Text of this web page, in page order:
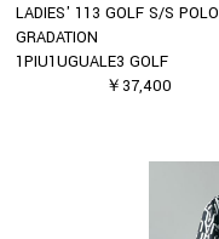
LADIES' 113 GOLF S/S POLO
GRADATION
1PIU1UGUALE3 GOLF
￥37,400